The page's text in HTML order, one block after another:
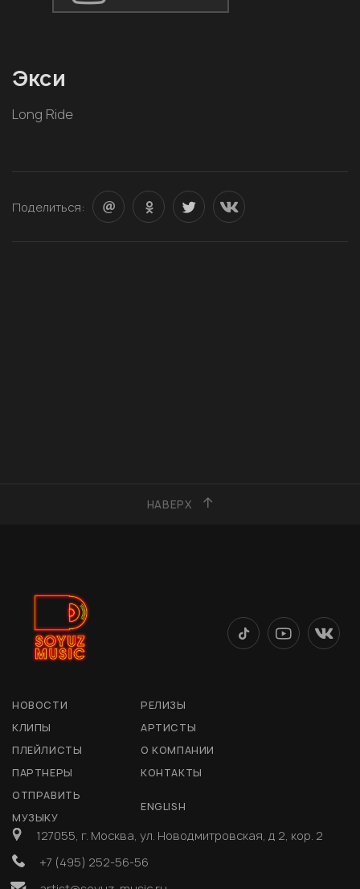
Экси
Long Ride
Поделиться:
НАВЕРХ
НОВОСТИ
РЕЛИЗЫ
КЛИПЫ
АРТИСТЫ
ПЛЕЙЛИСТЫ
О КОМПАНИИ
ПАРТНЕРЫ
КОНТАКТЫ
ОТПРАВИТЬ
МУЗЫКУ
ENGLISH
127055, г. Москва, ул. Новодмитровская, д 2, кор. 2
+7 (495) 252-56-56